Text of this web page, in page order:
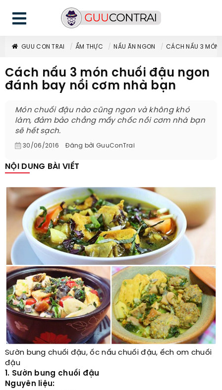
GUU CON TRAI ẨM THỰC NẤU ĂN NGON CÁCH NẤU 3 MÓN
Cách nấu 3 món chuối đậu ngon
đánh bay nồi cơm nhà bạn
Món chuối đậu nào cũng ngon và không khó
làm, đảm bảo chẳng mấy chốc nồi cơm nhà bạn
sẽ hết sạch.
30/06/2016 Đăng bởi GuuConTrai
NỘI DUNG BÀI VIẾT
Sườn bung chuối đậu, ốc nấu chuối đậu, ếch om chuối
đậu
1. Sườn bung chuối đậu
Nguyên liệu: